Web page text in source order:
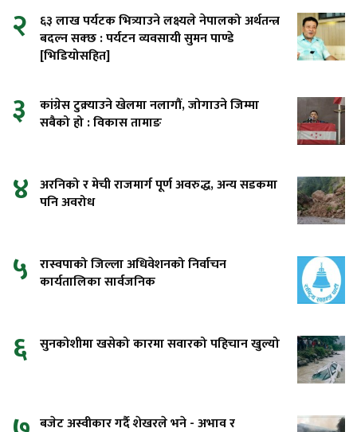
२
६३ लाख पर्यटक भित्र्याउने लक्ष्यले नेपालको अर्थतन्त्र
बदल्न सक्छ : पर्यटन व्यवसायी सुमन पाण्डे
[भिडियोसहित]
३
कांग्रेस टुक्र्याउने खेलमा नलागौं, जोगाउने जिम्मा
सबैको हो : विकास तामाङ
४ अरनिको र मेची राजमार्ग पूर्ण अवरुद्ध, अन्य सडकमा
पनि अवरोध
५ रास्वपाको जिल्ला अधिवेशनको निर्वाचन
कार्यतालिका सार्वजनिक
६ सुनकोशीमा खसेको कारमा सवारको पहिचान खुल्यो
बजेट अस्वीकार गर्दै शेखरले भने - अभाव र